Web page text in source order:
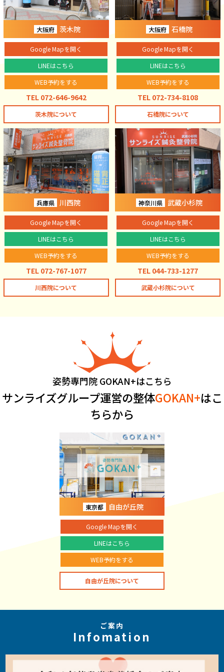
大阪府 茨木院
Google Mapを開く
LINEはこちら
WEB予約をする
TEL 072-646-9642
茨木院について
大阪府 石橋院
Google Mapを開く
LINEはこちら
WEB予約をする
TEL 072-734-8108
石橋院について
兵庫県 川西院
Google Mapを開く
LINEはこちら
WEB予約をする
TEL 072-767-1077
川西院について
神奈川県 武蔵小杉院
Google Mapを開く
LINEはこちら
WEB予約をする
TEL 044-733-1277
武蔵小杉院について
姿勢専門院 GOKAN+はこちら
サンライズグループ運営の整体GOKAN+はこ
ちらから
東京都 自由が丘院
Google Mapを開く
LINEはこちら
WEB予約をする
自由が丘院について
ご案内
Infomation